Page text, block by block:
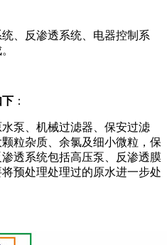
、反渗透系统、电器控制系
下 ：
泵、机械过滤器、保安过滤
粒杂质、余氯及细小微粒，保
透系统包括高压泵、反渗透膜
预处理处理过的原水进一步处